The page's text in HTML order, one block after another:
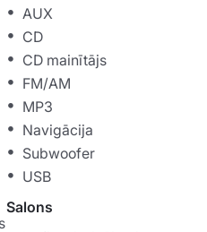
AUX
CD
CD mainītājs
FM/AM
MP3
Navigācija
Subwoofer
USB
Salons